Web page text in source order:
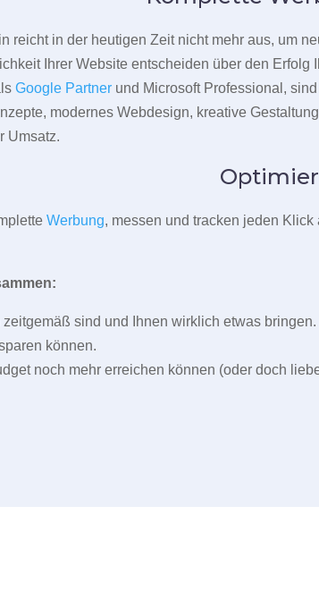
reicht in der heutigen Zeit nicht mehr aus, um
Ihrer Website entscheiden über den
Google Partner und Microsoft Professional,
modernes Webdesign, kreative
Umsatz.
Werbung, messen und tracken jeden
sind und Ihnen wirklich etwas bringen.
können.
noch mehr erreichen können (oder doch